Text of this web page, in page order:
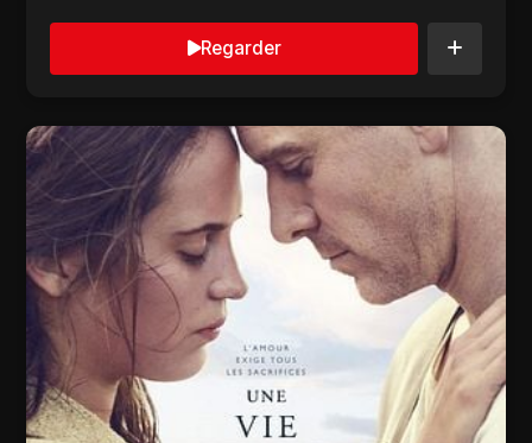
Regarder